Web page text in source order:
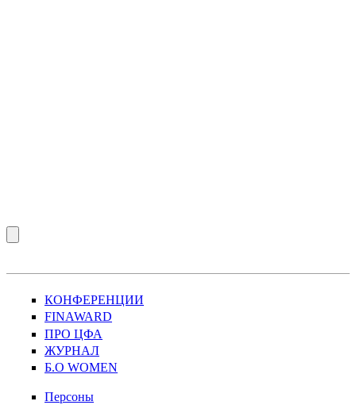
КОНФЕРЕНЦИИ
FINAWARD
ПРО ЦФА
ЖУРНАЛ
Б.О WOMEN
Персоны